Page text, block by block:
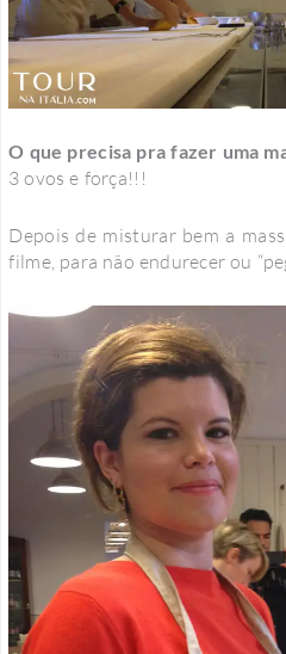
O que precisa pra fazer uma
3 ovos e força!!!
Depois de misturar bem a
filme, para não endurecer ou